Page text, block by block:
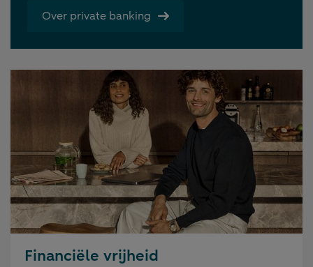
Over private banking
Financiële vrijheid